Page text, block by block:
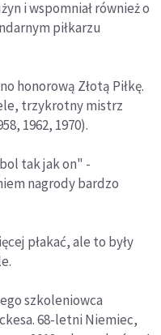
i wspomniał również o
piłkarzu
honorową Złotą Piłkę.
trzykrotny mistrz
1962, 1970).
tak jak on" -
nagrody bardzo
płakać, ale to były
szkoleniowca
68-letni Niemiec,